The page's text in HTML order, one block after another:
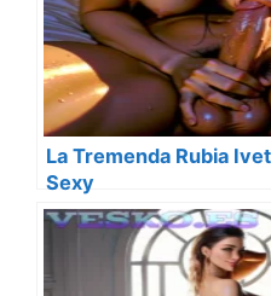
La Tremenda Rubia
Sexy